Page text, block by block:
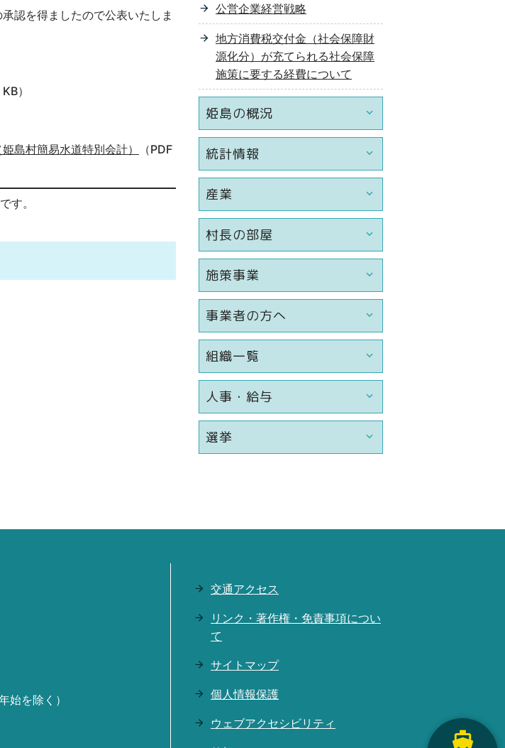
認を得ましたので公表いたしま
）
島村簡易水道特別会計）
（PDF
す。
公営企業経営戦略
地方消費税交付金（社会保障財
源化分）が充てられる社会保障
施策に要する経費について
姫島の概況
統計情報
産業
村長の部屋
施策事業
事業者の方へ
組織一覧
人事・給与
選挙
を除く）
交通アクセス
リンク・著作権・免責事項につい
て
サイトマップ
個人情報保護
ウェブアクセシビリティ